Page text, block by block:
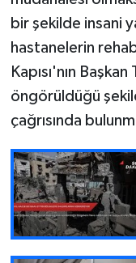
bir şekilde insani
hastanelerin
Kapısı'nın
öngörüldüğü
çağrısında